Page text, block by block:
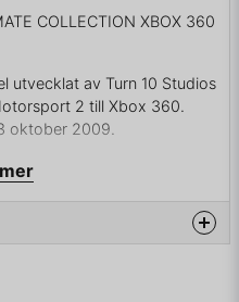
COLLECTION XBOX 360
utvecklat av Turn 10 Studios
2 till Xbox 360.
oktober 2009.
produkten...